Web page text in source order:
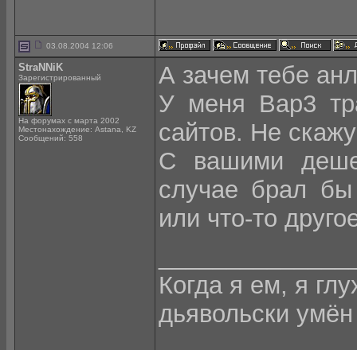
03.08.2004 12:06
StraNNiK
Зарегистрированный
На форумах с марта 2002
Местонахождение: Astana, KZ
Сообщений: 558
А зачем тебе
У меня Вар3
сайтов. Не
С вашими
случае брал
или что-то
Когда я ем, я
дьявольски умён